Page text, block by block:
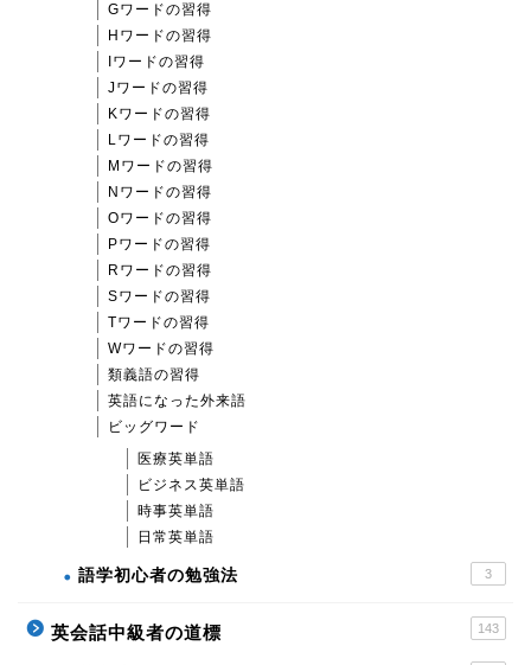
Gワードの習得
Hワードの習得
Iワードの習得
Jワードの習得
Kワードの習得
Lワードの習得
Mワードの習得
Nワードの習得
Oワードの習得
Pワードの習得
Rワードの習得
Sワードの習得
Tワードの習得
Wワードの習得
類義語の習得
英語になった外来語
ビッグワード
医療英単語
ビジネス英単語
時事英単語
日常英単語
語学初心者の勉強法 3
英会話中級者の道標 143